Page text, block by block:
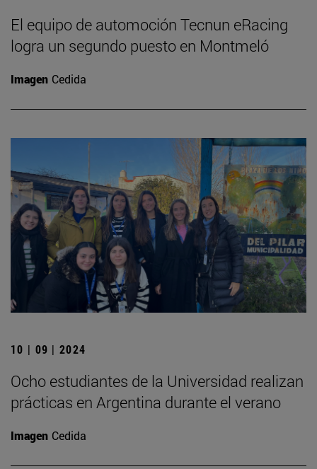
El equipo de automoción Tecnun eRacing
logra un segundo puesto en Montmeló
Imagen Cedida
10 | 09 | 2024
Ocho estudiantes de la Universidad realizan
prácticas en Argentina durante el verano
Imagen Cedida